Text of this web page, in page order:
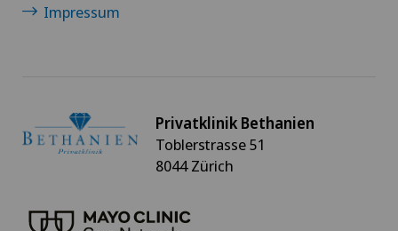
Impressum
Privatklinik Bethanien
Toblerstrasse 51
8044 Zürich